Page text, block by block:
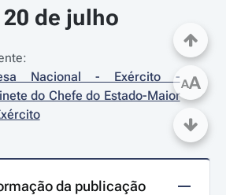
20 de julho
Nacional - Exército -
do Chefe do Estado-Maior
da publicação
AA